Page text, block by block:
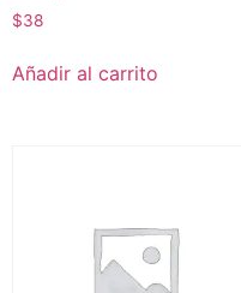
$38
Añadir al carrito